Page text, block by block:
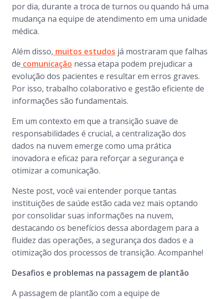
por dia, durante a troca de turnos ou quando há uma
mudança na equipe de atendimento em uma unidade
médica.
Além disso, muitos estudos já mostraram que falhas
de comunicação nessa etapa podem prejudicar a
evolução dos pacientes e resultar em erros graves.
Por isso, trabalho colaborativo e gestão eficiente de
informações são fundamentais.
Em um contexto em que a transição suave de
responsabilidades é crucial, a centralização dos
dados na nuvem emerge como uma prática
inovadora e eficaz para reforçar a segurança e
otimizar a comunicação.
Neste post, você vai entender porque tantas
instituições de saúde estão cada vez mais optando
por consolidar suas informações na nuvem,
destacando os benefícios dessa abordagem para a
fluidez das operações, a segurança dos dados e a
otimização dos processos de transição. Acompanhe!
Desafios e problemas na passagem de plantão
A passagem de plantão com a equipe de